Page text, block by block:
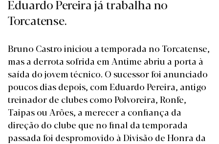
Eduardo Pereira já trabalha no
Torcatense.
Bruno Castro iniciou a temporada no Torcatense,
mas a derrota sofrida em Antime abriu a porta à
saída do jovem técnico. O sucessor foi anunciado
poucos dias depois, com Eduardo Pereira, antigo
treinador de clubes como Polvoreira, Ronfe,
Taipas ou Arões, a merecer a confiança da
direção do clube que no final da temporada
passada foi despromovido à Divisão de Honra da